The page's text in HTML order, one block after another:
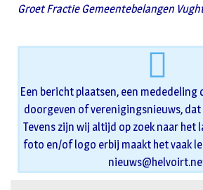
Groet Fractie Gemeentebelangen
Een bericht plaatsen, een
doorgeven of verenigingsnieuws, dat
Tevens zijn wij altijd op zoek naar het
foto en/of logo erbij maakt het vaak